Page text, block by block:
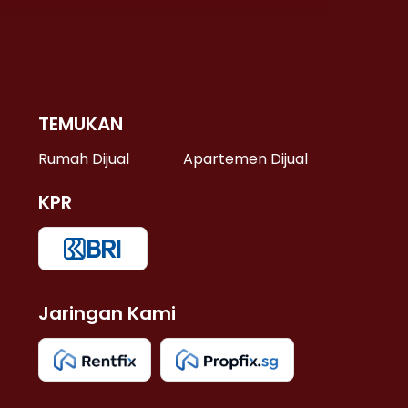
TEMUKAN
Rumah Dijual Apartemen Dijual
KPR
Jaringan Kami